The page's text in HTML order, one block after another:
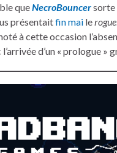
queNecroBouncersorte
présentaitfin maile
à cette occasion
d’un « prologue »